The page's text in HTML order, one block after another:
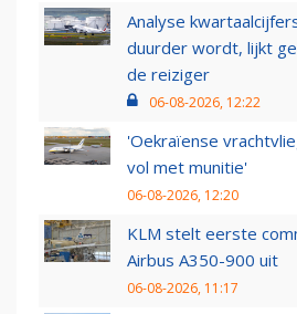
Analyse
duurder wordt, lijkt
de reiziger
06-08-2026, 12:22
'Oekraïense
vol met munitie'
06-08-2026, 12:20
KLM stelt eerste
Airbus A350-900 uit
06-08-2026, 11:17